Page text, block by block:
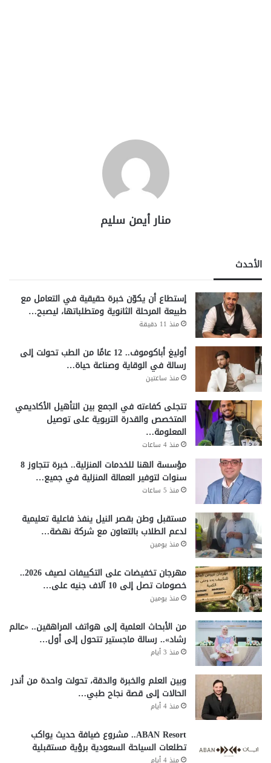
منار أيمن سليم
الأحدث
إستطاع أن يكوّن خبرة حقيقية في التعامل مع
طبيعة المرحلة الثانوية ومتطلباتها، ليصبح…
منذ 11 دقيقة
أوليغ أباكوموف.. 12 عامًا من الطب تحولت إلى
رسالة في الوقاية وصناعة حياة…
منذ ساعتين
تتجلى كفاءته في الجمع بين التأهيل الأكاديمي
المتخصص والقدرة التربوية على توصيل
المعلومة…
منذ 4 ساعات
مؤسسة الهنا للخدمات المنزلية.. خبرة تتجاوز 8
سنوات لتوفير العمالة المنزلية في جميع…
منذ 5 ساعات
مستقبل وطن بقصر النيل ينفذ فاعلية تعليمية
لدعم الطلاب بالتعاون مع شركة نهضة…
منذ يومين
مهرجان تخفيضات على التكييفات لصيف 2026..
خصومات تصل إلى 10 آلاف جنيه على…
منذ يومين
من الأبحاث العلمية إلى هواتف المراهقين.. «عالم
رشاد».. رسالة ماجستير تتحول إلى أول…
منذ 3 أيام
وبين العلم والخبرة والدقة، تحولت واحدة من أندر
الحالات إلى قصة نجاح طبي…
منذ 4 أيام
ABAN Resort.. مشروع ضيافة حديث يواكب
تطلعات السياحة السعودية برؤية مستقبلية
منذ 4 أيام